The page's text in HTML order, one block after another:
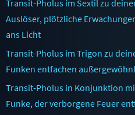
Transit-Pholus im Sextil zu
Auslöser, plötzliche
ans Licht
Transit-Pholus im Trigon zu
Funken entfachen
Transit-Pholus in Konjunktion
Funke, der verborgene Feuer